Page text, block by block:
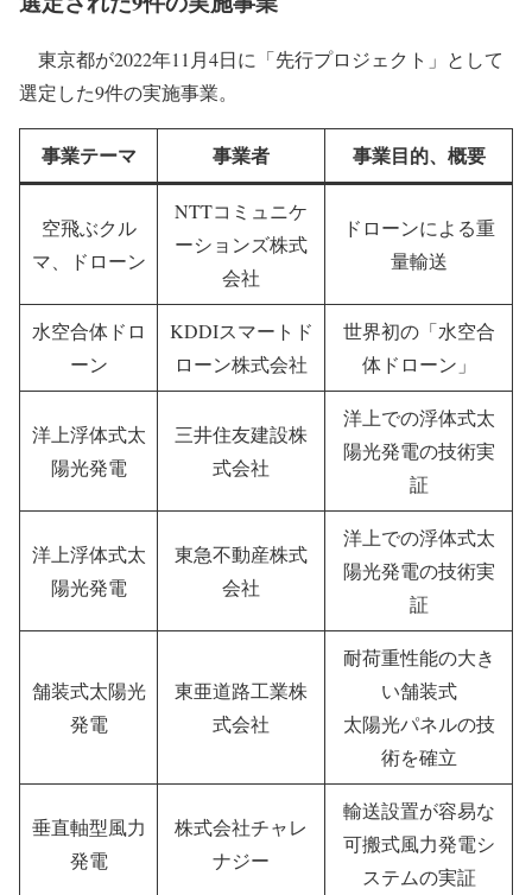
東京都が2022年11月4日に「先行プロジェクト」として
選定した9件の実施事業。
事業テーマ 事業者 事業目的、概要
空飛ぶクル
マ、ドローン
NTTコミュニケ
ーションズ株式
会社
ドローンによる重
量輸送
水空合体ドロ
ーン
KDDIスマートド
ローン株式会社
世界初の「水空合
体ドローン」
洋上浮体式太
陽光発電
三井住友建設株
式会社
洋上での浮体式太
陽光発電の技術実
証
洋上浮体式太
陽光発電
東急不動産株式
会社
洋上での浮体式太
陽光発電の技術実
証
舗装式太陽光
発電
東亜道路工業株
式会社
耐荷重性能の大き
い舗装式
太陽光パネルの技
術を確立
垂直軸型風力
発電
株式会社チャレ
ナジー
輸送設置が容易な
可搬式風力発電シ
ステムの実証